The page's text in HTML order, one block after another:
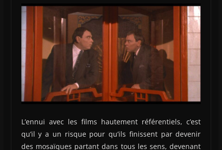
L’ennui avec les films hautement référentiels, c’est
qu’il y a un risque pour qu’ils finissent par devenir
des mosaïques partant dans tous les sens, devenant